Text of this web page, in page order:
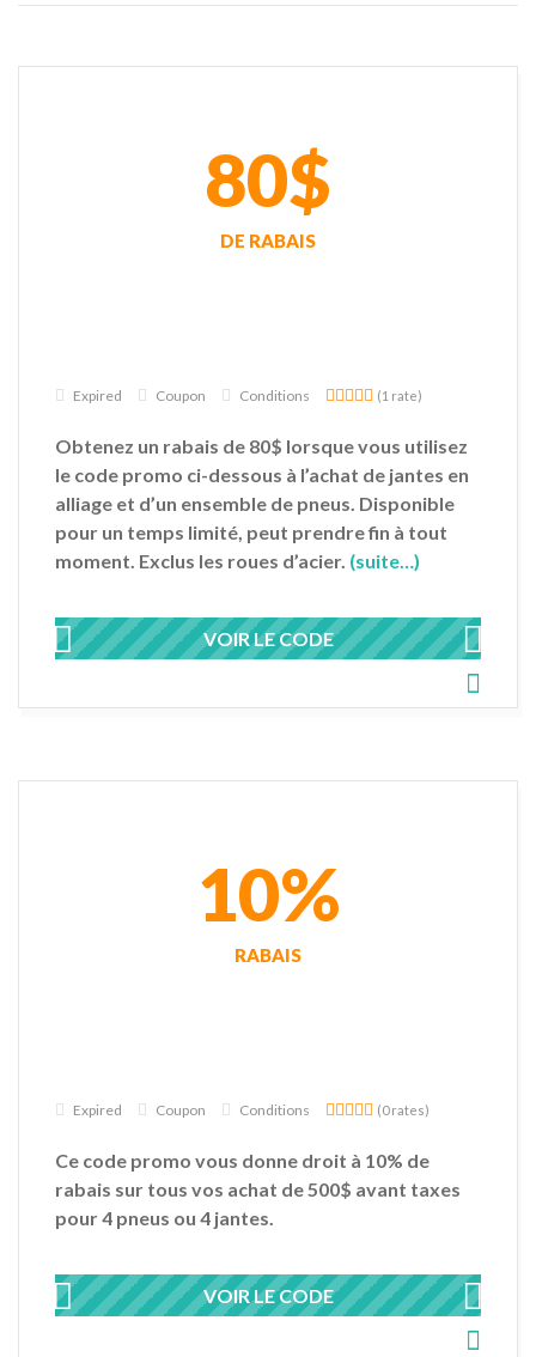
80$
DE RABAIS
Expired Coupon Conditions (1 rate)
Obtenez un rabais de 80$ lorsque vous utilisez
le code promo ci-dessous à l’achat de jantes en
alliage et d’un ensemble de pneus. Disponible
pour un temps limité, peut prendre fin à tout
moment. Exclus les roues d’acier. (suite…)
VOIR LE CODE
10%
RABAIS
Expired Coupon Conditions (0 rates)
Ce code promo vous donne droit à 10% de
rabais sur tous vos achat de 500$ avant taxes
pour 4 pneus ou 4 jantes.
VOIR LE CODE